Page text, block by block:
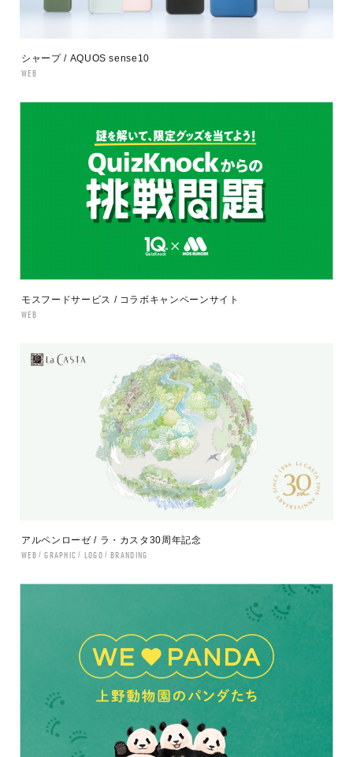
シャープ / AQUOS sense10
WEB
モスフードサービス / コラボキャンペーンサイト
WEB
アルペンローゼ / ラ・カスタ30周年記念
WEB
GRAPHIC LOGO BRANDING